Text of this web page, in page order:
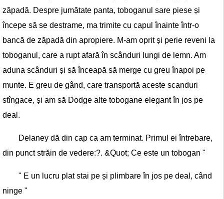
zăpadă. Despre jumătate panta, toboganul sare piese și
începe să se destrame, ma trimite cu capul înainte într-o
bancă de zăpadă din apropiere. M-am oprit și perie reveni la
toboganul, care a rupt afară în scânduri lungi de lemn. Am
aduna scânduri și să înceapă să merge cu greu înapoi pe
munte. E greu de gând, care transportă aceste scanduri
stîngace, și am să Dodge alte tobogane elegant în jos pe
deal.
Delaney dă din cap ca am terminat. Primul ei întrebare,
din punct străin de vedere:?. &Quot; Ce este un tobogan "
" E un lucru plat stai pe și plimbare în jos pe deal, când
ninge "